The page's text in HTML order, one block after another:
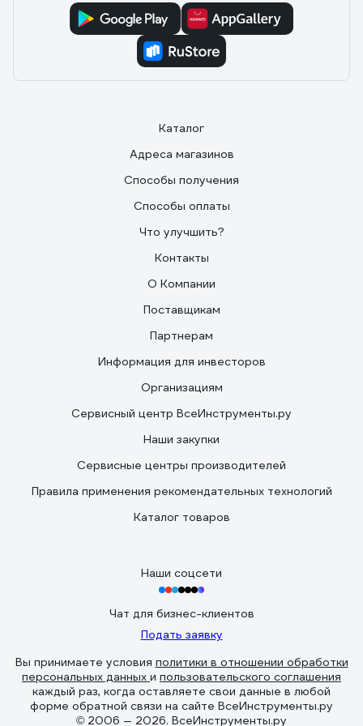
Отзыв о Stanley FatMax Shallow Pro Metal
Каталог
Адреса магазинов
Способы получения
Способы оплаты
Что улучшить?
Контакты
О Компании
Поставщикам
Партнерам
Информация для инвесторов
Организациям
Сервисный центр ВсеИнструменты.ру
Наши закупки
Сервисные центры производителей
Правила применения рекомендательных технологий
Каталог товаров
Наши соцсети
Чат для бизнес-клиентов
Подать заявку
Вы принимаете условия политики в отношении обработки
персональных данных и пользовательского соглашения
каждый раз, когда оставляете свои данные в любой
форме обратной связи на сайте ВсеИнструменты.ру
© 2006 — 2026. ВсеИнструменты.ру